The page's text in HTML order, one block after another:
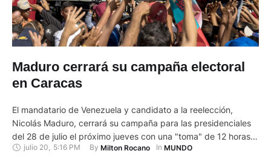
Maduro cerrará su campaña electoral
en Caracas
El mandatario de Venezuela y candidato a la reelección,
Nicolás Maduro, cerrará su campaña para las presidenciales
del 28 de julio el próximo jueves con una "toma" de 12 horas
de "todo el territorio" de Caracas, anunció el chavismo. En una
julio 20, 5:16 PM By Milton Rocano In MUNDO